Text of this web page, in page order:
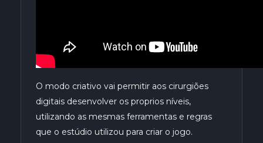
O modo criativo vai permitir aos cirurgiões
digitais desenvolver os proprios níveis,
utilizando as mesmas ferramentas e regras
que o estúdio utilizou para criar o jogo.